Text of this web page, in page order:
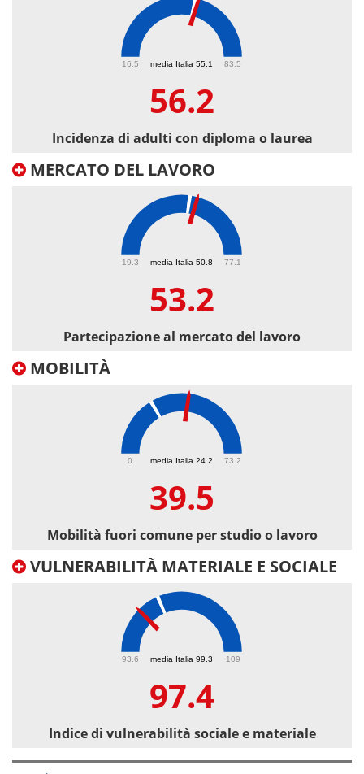
media Italia 55.1
16.5 83.5
56.2
Incidenza di adulti con diploma o laurea
MERCATO DEL LAVORO
media Italia 50.8
19.3 77.1
53.2
Partecipazione al mercato del lavoro
MOBILITÀ
media Italia 24.2
0 73.2
39.5
Mobilità fuori comune per studio o lavoro
VULNERABILITÀ MATERIALE E SOCIALE
media Italia 99.3
93.6 109
97.4
Indice di vulnerabilità sociale e materiale